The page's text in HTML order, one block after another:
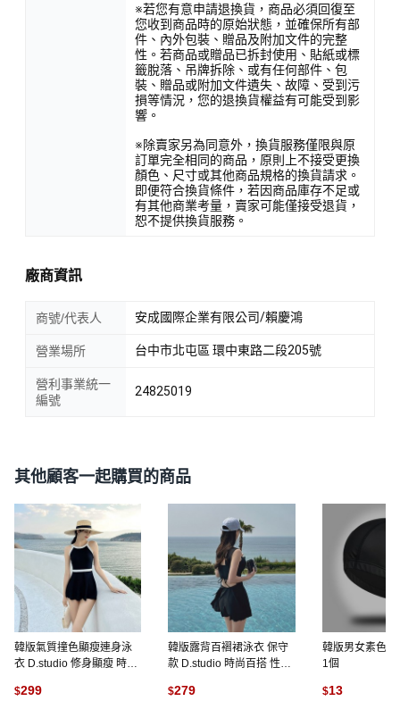
※若您有意申請退換貨，商品必須回復至
您收到商品時的原始狀態，並確保所有部
件、內外包裝、贈品及附加文件的完整
性。若商品或贈品已拆封使用、貼紙或標
籤脫落、吊牌拆除、或有任何部件、包
裝、贈品或附加文件遺失、故障、受到污
損等情況，您的退換貨權益有可能受到影
響。
※除賣家另為同意外，換貨服務僅限與原
訂單完全相同的商品，原則上不接受更換
顏色、尺寸或其他商品規格的換貨請求。
即便符合換貨條件，若因商品庫存不足或
有其他商業考量，賣家可能僅接受退貨，
恕不提供換貨服務。
廠商資訊
商號/代表人 安成國際企業有限公司/賴慶鴻
營業場所 台中市北屯區 環中東路二段205號
營利事業統一
編號
24825019
其他顧客一起購買的商品
韓版氣質撞色顯瘦連身泳
衣 D.studio 修身顯瘦 時尚
$299
韓版露背百褶裙泳衣 保守
款 D.studio 時尚百搭 性感
$279
韓版男女素色游
1個
$13